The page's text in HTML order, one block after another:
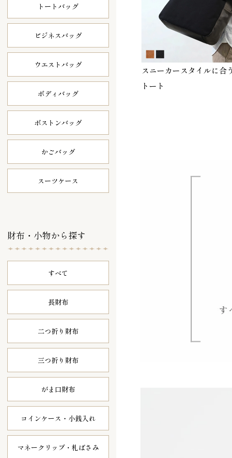
トートバッグ
ビジネスバッグ
ウエストバッグ
ボディバッグ
ボストンバッグ
かごバッグ
スーツケース
財布・小物から探す
すべて
長財布
二つ折り財布
三つ折り財布
がま口財布
コインケース・ 小銭入れ
マネークリップ・ 札ばさみ
スニーカースタイルに合
トート